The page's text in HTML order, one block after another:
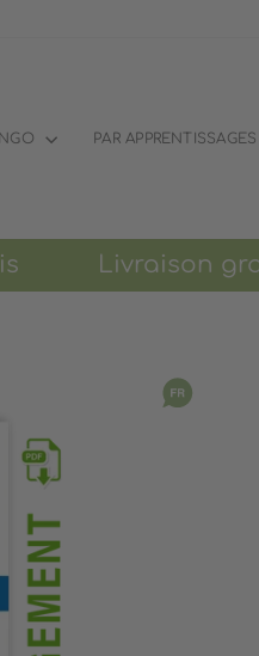
PAR APPRENTISSAGES
Livraison